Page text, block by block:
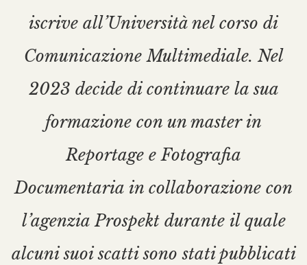
iscrive all’Università nel corso di
Comunicazione Multimediale. Nel
2023 decide di continuare la sua
formazione con un master in
Reportage e Fotografia
Documentaria in collaborazione con
l’agenzia Prospekt durante il quale
alcuni suoi scatti sono stati pubblicati